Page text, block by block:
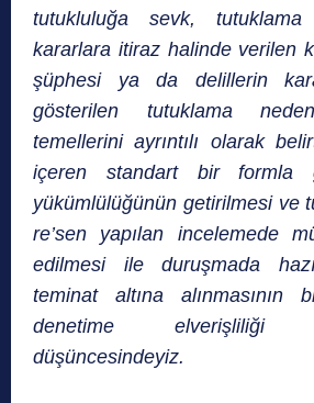
tutukluluğa sevk,
kararlara itiraz halinde verilen
şüphesi ya da delillerin
gösterilen tutuklama
temellerini ayrıntılı olarak
içeren standart bir formla
yükümlülüğünün getirilmesi ve
re’sen yapılan incelemede
edilmesi ile duruşmada
teminat altına alınmasının
denetime elverişliliği
düşüncesindeyiz.